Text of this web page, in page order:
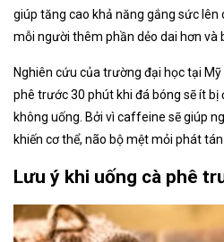
giúp tăng cao khả năng gắng sức lên
mỗi người thêm phần dẻo dai hơn và
Nghiên cứu của trường đại học tại
phê trước 30 phút khi đá bóng sẽ ít bị
không uống. Bởi vì caffeine sẽ giúp
khiến cơ thể, não bộ mệt mỏi phát tán
Lưu ý khi uống cà phê